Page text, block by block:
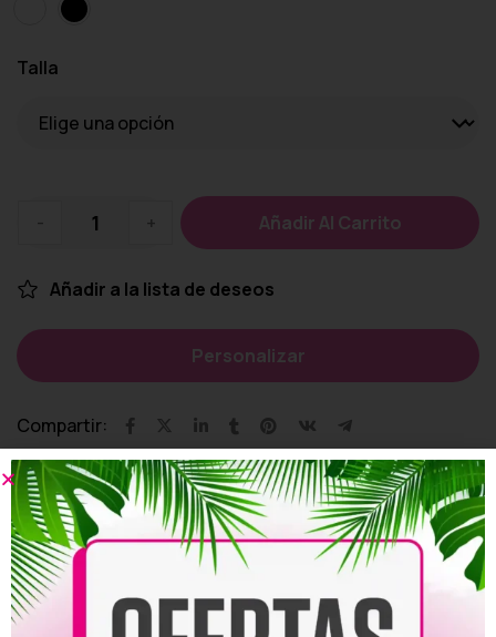
Talla
- + Añadir Al Carrito
Añadir a la lista de deseos
Personalizar
Compartir:
Productos relacionados